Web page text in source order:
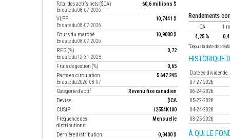
Total des actifs nets ($CA)
En date du 08-07-2026
60,6 millions $
VLPP
En date du 08-07-2026
10,7441 $
Cours du marché
En date du 08-07-2026
10,9000 $
RFG (%)
En date du 12-31-2025
0,72
Frais de gestion (%)
0,65
Parts en circulation
En date du 2026-08-07
5 647 245
Catégorie d’actif
Revenu fixe canadien
Devise
$CA
CUSIP
12554K100
Fréquence des
distributions
Mensuelle
Dernière distribution 0,0400 $
rendements
CA
1
4,25 %
*Depuis la date de
HISTORIQUE
Date ex-dividende
07-27-2026
06-24-2026
05-22-2026
04-24-2026
03-25-2026
À QUI LE